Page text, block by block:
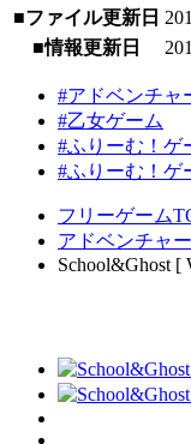
■ファイル更新日
■情報更新日
#アドベンチャ
#乙女ゲーム
#ふりーむ！ゲ
#ふりーむ！ゲ
フリーゲーム
アドベンチャ
School&Ghost [